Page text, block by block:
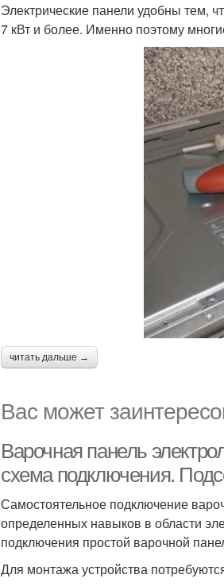
Электрические панели удобны тем,
7 кВт и более. Именно поэтому
читать дальше →
Вас может
Варочная панель
схема подключения.
Самостоятельное подключение
определенных навыков в области
подключения простой варочной
Для монтажа устройства